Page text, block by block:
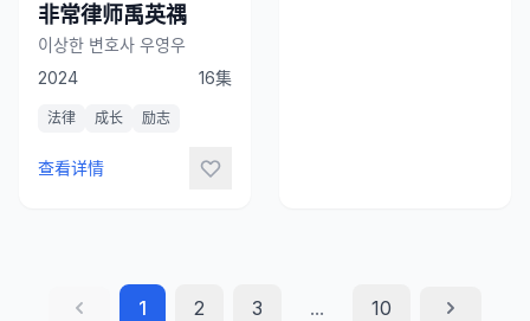
非常律师禹英禑
이상한 변호사 우영우
2024
16集
法律 成长 励志
查看详情
1 2 3 ... 10